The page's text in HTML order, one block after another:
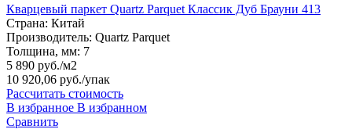
Кварцевый паркет Quartz Parquet Классик Дуб Брауни 413
Страна: Китай
Производитель: Quartz Parquet
Толщина, мм: 7
5 890 руб./м2
10 920,06 руб./упак
Рассчитать стоимость
В избранное В избранном
Сравнить